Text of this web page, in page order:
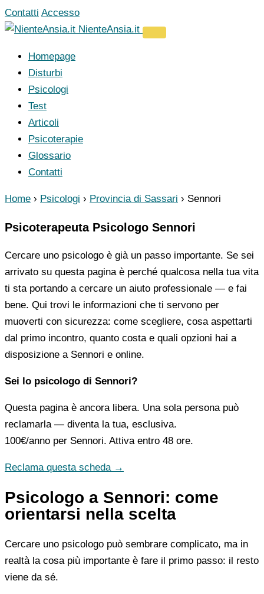
Vai
al
Contatti Accesso
NienteAnsia.it
Homepage
Disturbi
Psicologi
Test
Articoli
Psicoterapie
Glossario
Contatti
Home › Psicologi › Provincia di Sassari › Sennori
Psicoterapeuta Psicologo Sennori
Cercare uno psicologo è già un passo importante. Se sei
arrivato su questa pagina è perché qualcosa nella tua vita
ti sta portando a cercare un aiuto professionale — e fai
bene. Qui trovi le informazioni che ti servono per
muoverti con sicurezza: come scegliere, cosa aspettarti
dal primo incontro, quanto costa e quali opzioni hai a
disposizione a Sennori e online.
Sei lo psicologo di Sennori?
Questa pagina è ancora libera. Una sola persona può
reclamarla — diventa la tua, esclusiva.
100€/anno per Sennori. Attiva entro 48 ore.
Reclama questa scheda →
Psicologo a Sennori: come
orientarsi nella scelta
Cercare uno psicologo può sembrare complicato, ma in
realtà la cosa più importante è fare il primo passo: il resto
viene da sé.